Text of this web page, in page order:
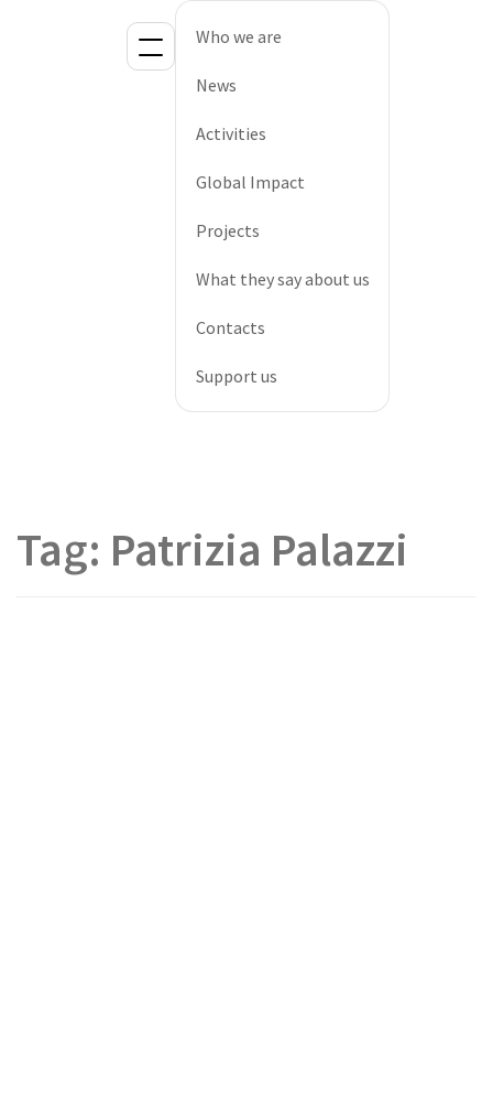
Who we are
News
Activities
Global Impact
Projects
What they say about us
Contacts
Support us
Tag: Patrizia Palazzi